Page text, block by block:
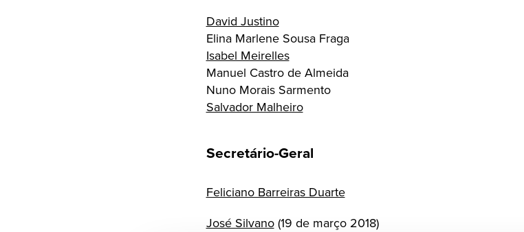
David Justino
Elina Marlene Sousa Fraga
Isabel Meirelles
Manuel Castro de Almeida
Nuno Morais Sarmento
Salvador Malheiro
Secretário-Geral
Feliciano Barreiras Duarte
José Silvano(19 de março 2018)